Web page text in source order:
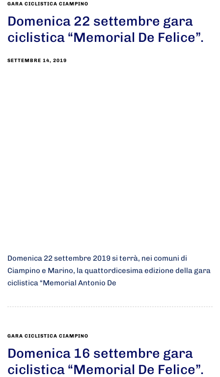
GARA CICLISTICA CIAMPINO
Domenica 22 settembre gara
ciclistica “Memorial De Felice”.
SETTEMBRE 14, 2019
Domenica 22 settembre 2019 si terrà, nei comuni di
Ciampino e Marino, la quattordicesima edizione della gara
ciclistica “Memorial Antonio De
GARA CICLISTICA CIAMPINO
Domenica 16 settembre gara
ciclistica “Memorial De Felice”.